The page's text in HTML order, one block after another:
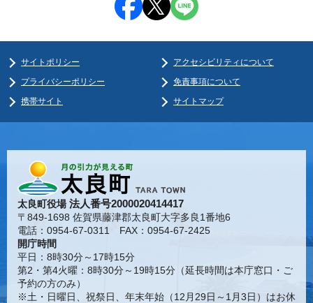
サイトポリシー
アクセシビリティについて
プライバシーポリシー
免責事項について
携帯サイト
サイトマップ
太良町役場法人番号2000020414417
〒849-1698 佐賀県藤津郡太良町大字多良1番地6
電話：0954-67-0311 FAX：0954-67-2425
開庁時間
平日：8時30分～17時15分
第2・第4火曜：8時30分～19時15分（延長時間は本庁窓口・ご
予約の方のみ）
※土・日曜日、祝祭日、年末年始（12月29日～1月3日）はお休